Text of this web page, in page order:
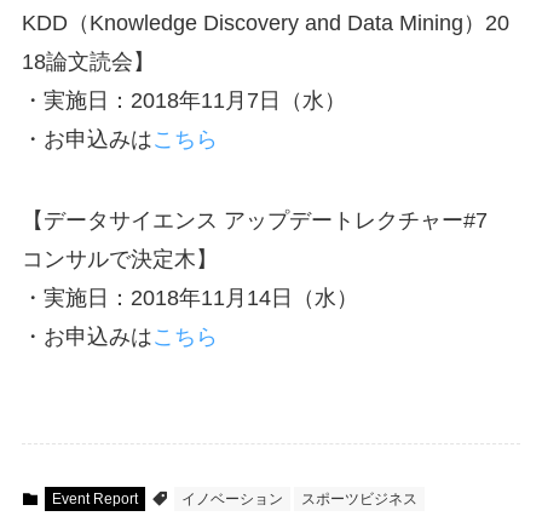
KDD（Knowledge Discovery and Data Mining）20
18論文読会】
・実施日：2018年11月7日（水）
・お申込みはこちら
【データサイエンス アップデートレクチャー#7
コンサルで決定木】
・実施日：2018年11月14日（水）
・お申込みはこちら
Event Report イノベーション スポーツビジネス